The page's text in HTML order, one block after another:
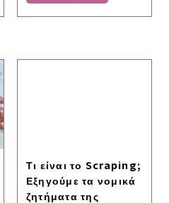
Τι είναι το Scraping;
Εξηγούμε τα νομικά
ζητήματα της